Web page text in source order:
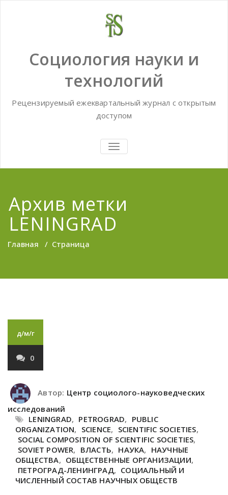
Социология науки и
технологий
Рецензируемый ежеквартальный журнал с открытым
доступом
TOGGLE
NAVIGATION
Архив метки
LENINGRAD
Главная / Страница
д/м/г
0
Автор: Центр социолого-науковедческих
исследований
LENINGRAD, PETROGRAD, PUBLIC
ORGANIZATION, SCIENCE, SCIENTIFIC SOCIETIES,
SOCIAL COMPOSITION OF SCIENTIFIC SOCIETIES,
SOVIET POWER, ВЛАСТЬ, НАУКА, НАУЧНЫЕ
ОБЩЕСТВА, ОБЩЕСТВЕННЫЕ ОРГАНИЗАЦИИ,
ПЕТРОГРАД-ЛЕНИНГРАД, СОЦИАЛЬНЫЙ И
ЧИСЛЕННЫЙ СОСТАВ НАУЧНЫХ ОБЩЕСТВ